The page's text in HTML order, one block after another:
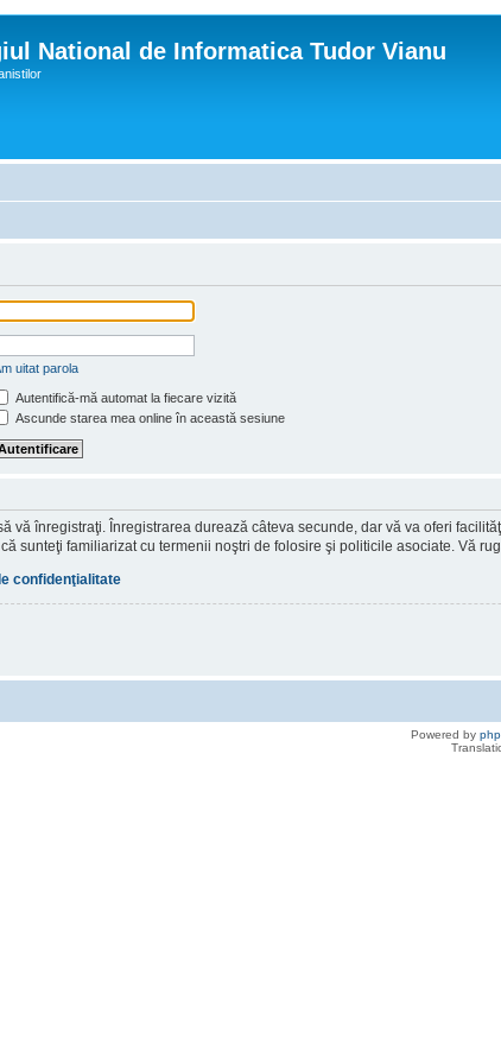
National de Informatica Tudor Vianu
uitat parola
Autentifică-mă automat la fiecare vizită
Ascunde starea mea online în această sesiune
vă înregistraţi. Înregistrarea durează câteva secunde, dar vă va oferi
sunteţi familiarizat cu termenii noştri de folosire şi politicile asociate. Vă
confidenţialitate
Powered by